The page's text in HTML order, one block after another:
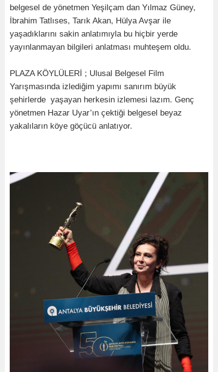
belgesel de yönetmen Yeşilçam dan Yılmaz Güney,
İbrahim Tatlıses, Tarık Akan, Hülya Avşar ile
yaşadıklarını sakin anlatımıyla bu hiçbir yerde
yayınlanmayan bilgileri anlatması muhteşem oldu.
PLAZA KÖYLÜLERİ ; Ulusal Belgesel Film
Yarışmasında izlediğim yapımı sanırım büyük
şehirlerde yaşayan herkesin izlemesi lazım. Genç
yönetmen Hazar Uyar’ın çektiği belgesel beyaz
yakalıların köye göçücü anlatıyor.